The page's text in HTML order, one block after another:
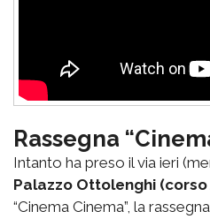
Rassegna
Intanto ha preso il via ieri
Palazzo Ottolenghi (corso
“Cinema Cinema”, la